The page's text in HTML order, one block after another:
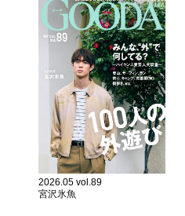
2026.05 vol.89
宮沢氷魚